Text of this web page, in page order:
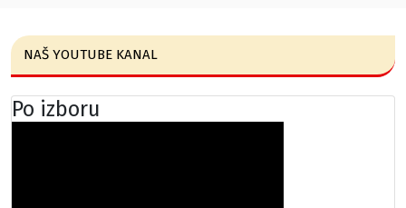
NAŠ YOUTUBE KANAL
Po izboru